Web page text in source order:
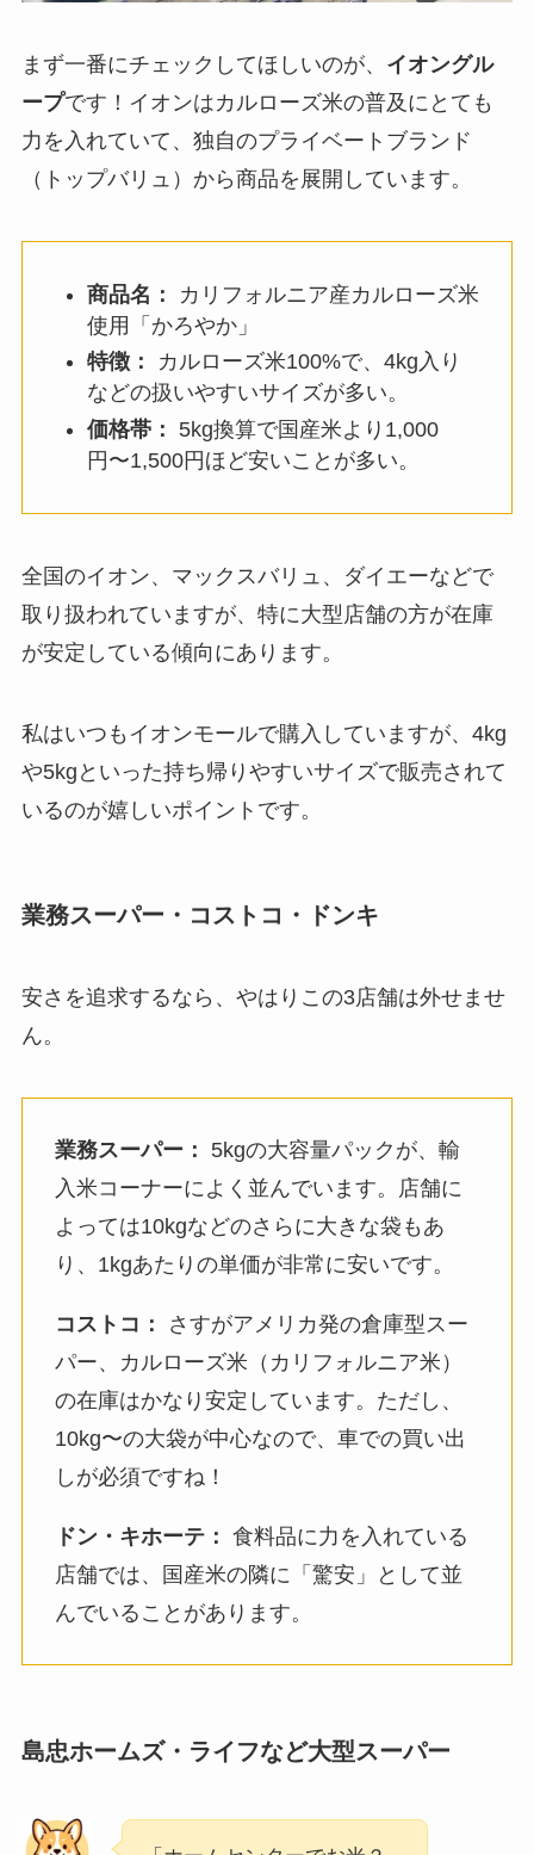
まず一番にチェックしてほしいのが、 イオングル
ープです！イオンはカルローズ米の普及にとても
力を入れていて、独自のプライベートブランド
（トップバリュ）から商品を展開しています。
商品名：
カリフォルニア産カルローズ米
使用「かろやか」
特徴：
カルローズ米100%で、4kg入り
などの扱いやすいサイズが多い。
価格帯：
5kg換算で国産米より1,000
円〜1,500円ほど安いことが多い。
全国のイオン、マックスバリュ、ダイエーなどで
取り扱われていますが、特に大型店舗の方が在庫
が安定している傾向にあります。
私はいつもイオンモールで購入していますが、4kg
や5kgといった持ち帰りやすいサイズで販売されて
いるのが嬉しいポイントです。
業務スーパー・コストコ・ドンキ
安さを追求するなら、やはりこの3店舗は外せませ
ん。
業務スーパー：
5kgの大容量パックが、輸
入米コーナーによく並んでいます。店舗に
よっては10kgなどのさらに大きな袋もあ
り、1kgあたりの単価が非常に安いです。
コストコ：
さすがアメリカ発の倉庫型スー
パー、カルローズ米（カリフォルニア米）
の在庫はかなり安定しています。ただし、
10kg〜の大袋が中心なので、車での買い出
しが必須ですね！
ドン・キホーテ： 食料品に力を入れている
店舗では、国産米の隣に「驚安」として並
んでいることがあります。
島忠ホームズ・ライフなど大型スーパー